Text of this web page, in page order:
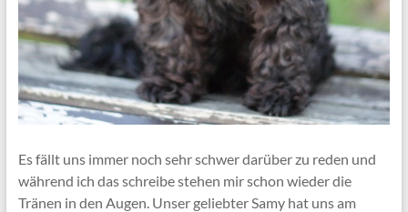
Es fällt uns immer noch sehr schwer darüber zu reden und
während ich das schreibe stehen mir schon wieder die
Tränen in den Augen. Unser geliebter Samy hat uns am